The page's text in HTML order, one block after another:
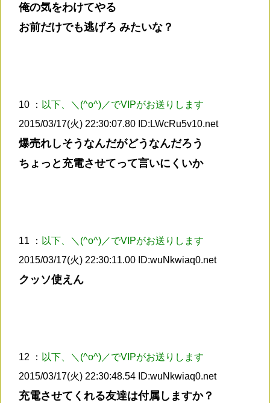
俺の気をわけてやる
お前だけでも逃げろ みたいな？
10 ： 以下、＼(^o^)／でVIPがお送りします
2015/03/17(火) 22:30:07.80 ID:LWcRu5v10.net
爆売れしそうなんだがどうなんだろう
ちょっと充電させてって言いにくいか
11 ： 以下、＼(^o^)／でVIPがお送りします
2015/03/17(火) 22:30:11.00 ID:wuNkwiaq0.net
クッソ使えん
12 ： 以下、＼(^o^)／でVIPがお送りします
2015/03/17(火) 22:30:48.54 ID:wuNkwiaq0.net
充電させてくれる友達は付属しますか？